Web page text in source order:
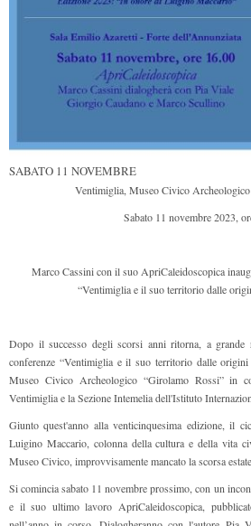
SABATO 11 NOVEMBRE
Ventimiglia, Museo Civico
Sabato 11 novembre 2023,
Marco Cassini con il suo ApriCaleidoscopica
“Ventimiglia e il suo territorio dalle
Dopo il successo degli scorsi anni ritorna, a
conferenze “Ventimiglia e il suo territorio dalle
Museo Civico Archeologico “Girolamo Rossi” in
Ventimiglia e la Sezione Intemelia dell'Istituto
Giunto quest'anno alla venticinquesima edizione, il
Luigino Maccario, colonna della cultura e della vita
Museo Civico, improvvisamente mancato la scorsa
Si comincia sabato 11 novembre prossimo, con un
e il suo ultimo lavoro ApriCaleidoscopica,